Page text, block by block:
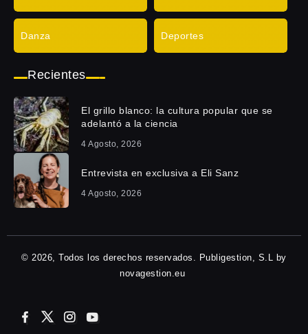
Danza Deportes
Recientes
El grillo blanco: la cultura popular que se
adelantó a la ciencia
4 Agosto, 2026
Entrevista en exclusiva a Eli Sanz
4 Agosto, 2026
© 2026, Todos los derechos reservados. Publigestion, S.L by
novagestion.eu